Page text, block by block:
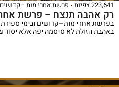
223,641 צפיות פרשת אחרי מות –קדושים
רק אהבה תנצח – פרשת
בפרשת אחרי מות–קדושים ובימי
באהבת הזולת לא סיסמה יפה אלא יסוד